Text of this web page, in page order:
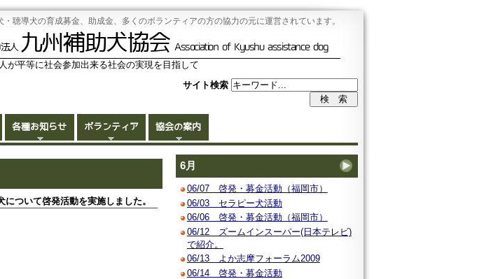
・聴導犬の育成募金、助成金、多くのボランティアの方の協力の元に運営されています。
人 九州補助犬協会 Association of Kyushu assistance dog
が平等に社会参加出来る社会の実現を目指して
サイト検索
各種お知らせ ボランティア 協会の案内
ついて啓発活動を実施しました。
6月
06/07 啓発・募金活動（福岡市）
06/03 セラピー犬活動
06/06 啓発・募金活動（福岡市）
06/12 ズームインスーパー(日本テレビ)
で紹介。
06/13 よか志摩フォーラム2009
06/14 啓発・募金活動